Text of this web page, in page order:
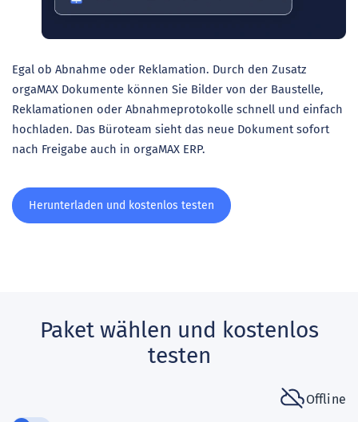
Egal ob Abnahme oder Reklamation. Durch den Zusatz
orgaMAX Dokumente können Sie Bilder von der Baustelle,
Reklamationen oder Abnahmeprotokolle schnell und einfach
hochladen. Das Büroteam sieht das neue Dokument sofort
nach Freigabe auch in orgaMAX ERP.
Herunterladen und kostenlos testen
Paket wählen und kostenlos
testen
Offline